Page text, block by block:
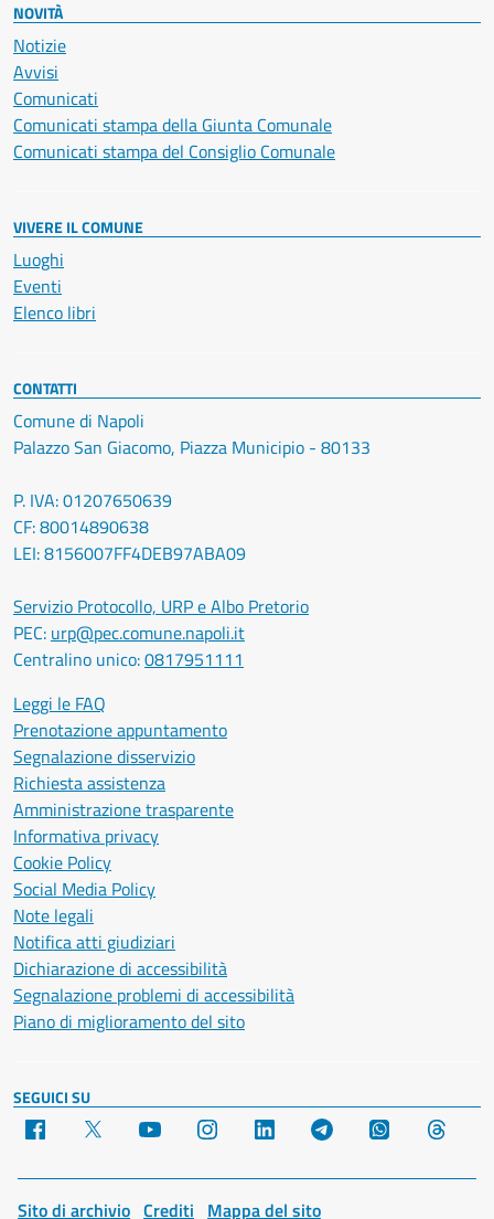
NOVITÀ
Notizie
Avvisi
Comunicati
Comunicati stampa della Giunta Comunale
Comunicati stampa del Consiglio Comunale
VIVERE IL COMUNE
Luoghi
Eventi
Elenco libri
CONTATTI
Comune di Napoli
Palazzo San Giacomo, Piazza Municipio - 80133
P. IVA: 01207650639
CF: 80014890638
LEI: 8156007FF4DEB97ABA09
Servizio Protocollo, URP e Albo Pretorio
PEC: urp@pec.comune.napoli.it
Centralino unico:0817951111
Leggi le FAQ
Prenotazione appuntamento
Segnalazione disservizio
Richiesta assistenza
Amministrazione trasparente
Informativa privacy
Cookie Policy
Social Media Policy
Note legali
Notifica atti giudiziari
Dichiarazione di accessibilità
Segnalazione problemi di accessibilità
Piano di miglioramento del sito
SEGUICI SU
Facebook YouTube Instagram LinkedIn Telegram WhatsApp
Sito di archivio Crediti Mappa del sito